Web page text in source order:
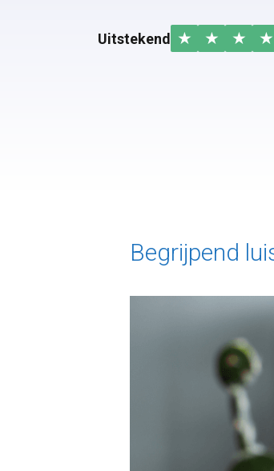
Uitstekend ★ ★ ★ ★
Begrijpend